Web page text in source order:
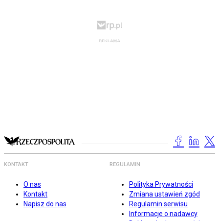
KONTAKT
O nas
Kontakt
Napisz do nas
REGULAMIN
Polityka Prywatności
Zmiana ustawień zgód
Regulamin serwisu
Informacje o nadawcy